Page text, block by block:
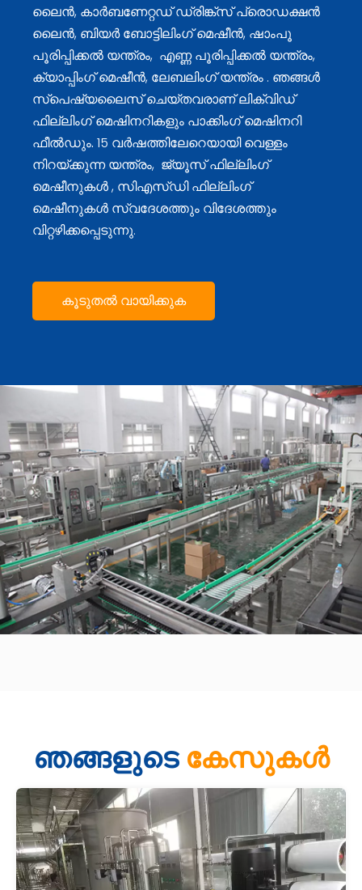
ലൈൻ, കാർബണേറ്റഡ് ഡ്രിങ്ക്‌സ് പ്രൊഡക്ഷൻ
ലൈൻ, ബിയർ ബോട്ടിലിംഗ് മെഷീൻ, ഷാംപൂ
പൂരിപ്പിക്കൽ യന്ത്രം, എണ്ണ പൂരിപ്പിക്കൽ യന്ത്രം,
ക്യാപ്പിംഗ് മെഷീൻ, ലേബലിംഗ് യന്ത്രം . ഞങ്ങൾ
സ്പെഷ്യലൈസ് ചെയ്തവരാണ്ലിക്വിഡ്
ഫില്ലിംഗ് മെഷിനറികളും പാക്കിംഗ് മെഷിനറി
ഫീൽഡും. 15 വർഷത്തിലേറെയായിവെള്ളം
നിറയ്ക്കുന്ന യന്ത്രം, ജ്യൂസ് ഫില്ലിംഗ്
മെഷീനുകൾ, സിഎസ്‌ഡി ഫില്ലിംഗ്
മെഷീനുകൾ സ്വദേശത്തും വിദേശത്തും
വിറ്റഴിക്കപ്പെടുന്നു.
കൂടുതൽ വായിക്കുക
ഞങ്ങളുടെ കേസുകൾ